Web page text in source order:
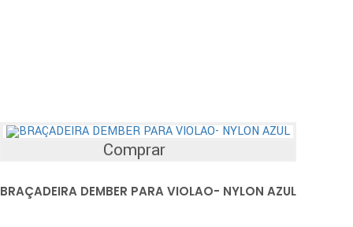
Comprar
BRAÇADEIRA DEMBER PARA VIOLAO- NYLON AZUL